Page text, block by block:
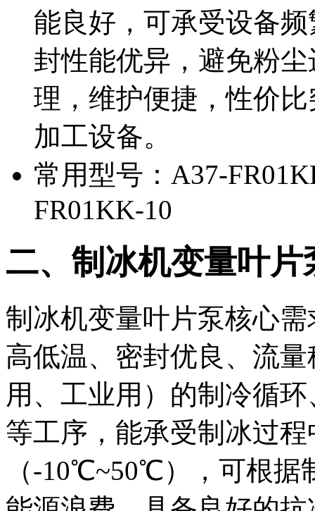
能良好，可承受设备
封性能优异，避免粉
理，维护便捷，性价
加工设备。
常用型号：A37-
FR01KK-10
二、制冰机变量叶片
制冰机变量叶片泵核心
高低温、密封优良、流
用、工业用）的制冷循
等工序，能承受制冰过
（-10℃~50℃），可根据